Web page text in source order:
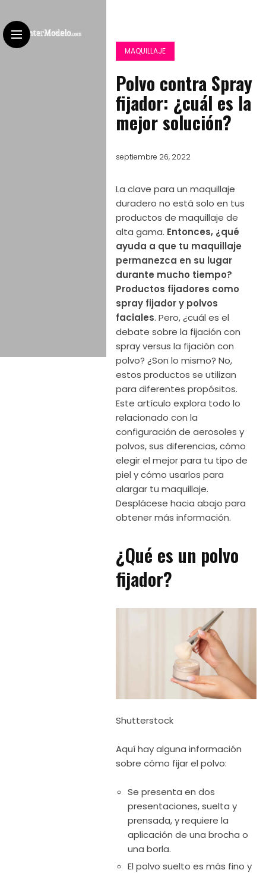
MAQUILLAJE
Polvo contra Spray
fijador: ¿cuál es la
mejor solución?
septiembre 26, 2022
La clave para un maquillaje
duradero no está solo en tus
productos de maquillaje de
alta gama. Entonces, ¿qué
ayuda a que tu maquillaje
permanezca en su lugar
durante mucho tiempo?
Productos fijadores como
spray fijador y polvos
faciales. Pero, ¿cuál es el
debate sobre la fijación con
spray versus la fijación con
polvo? ¿Son lo mismo? No,
estos productos se utilizan
para diferentes propósitos.
Este artículo explora todo lo
relacionado con la
configuración de aerosoles y
polvos, sus diferencias, cómo
elegir el mejor para tu tipo de
piel y cómo usarlos para
alargar tu maquillaje.
Desplácese hacia abajo para
obtener más información.
¿Qué es un polvo
fijador?
Shutterstock
Aquí hay alguna información
sobre cómo fijar el polvo:
Se presenta en dos
presentaciones, suelta y
prensada, y requiere la
aplicación de una brocha o
una borla.
El polvo suelto es más fino y